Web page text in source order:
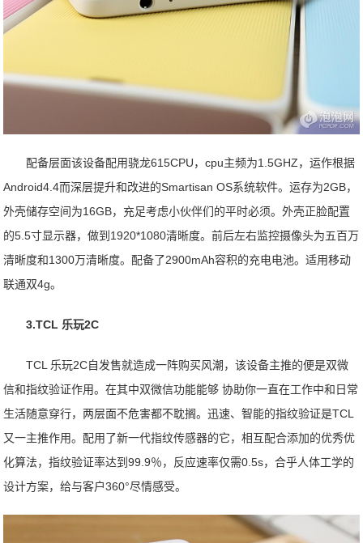
配备层面该设备配用骁龙615CPU，cpu主频为1.5GHZ，运作根据
Android4.4而深层提升和改进的Smartisan OS系统软件。运存为2GB，
外壳储存空间为16GB，充足考虑小伙伴们的平时必须。外壳正脸配置
的5.5寸显示器，做到1920*1080清晰度。前后左右监控摄像头为五百万
清晰度和1300万清晰度。配备了2900mAh容积的充电电池。适用移动
联通双4g。
3.TCL 乐玩2C
TCL 乐玩2C自发售就造成一阵购买风潮，该设备主推的便是双微
信和指纹验证作用。在其中双微信功能能够 协助你一直在工作中和日常
生活随意穿行，两层面不危害都不耽搁。迅速、智能的指纹验证是TCL
又一主推作用。配用了新一代指纹传感器的它，相互配合添加的优秀优
化算法，指纹验证率达到99.9％，反应速率仅需0.5s，合乎人体工学的
设计方案，给与客户360°尽情感受。